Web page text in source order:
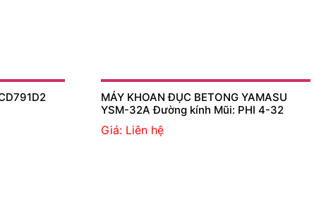
MÁY KHOAN ĐỤC BETONG YAMASU
YSM-32A Đường kính Mũi: PHI 4-32
Giá: Liên hệ